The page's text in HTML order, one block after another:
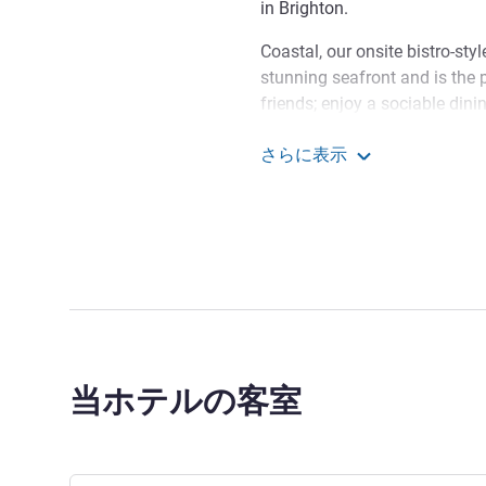
in Brighton.
Coastal, our onsite bistro-
stunning seafront and is the
friends; enjoy a sociable
for business stays,
Welcome to Mercure
さらに表示
当ホテルの客室